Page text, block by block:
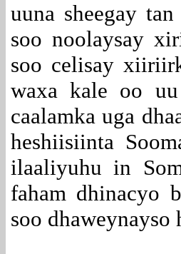
uuna sheegay
soo noolaysay
soo celisay
waxa kale oo
caalamka uga
heshiisiinta
ilaaliyuhu in
faham dhinacyo
soo dhaweynayso